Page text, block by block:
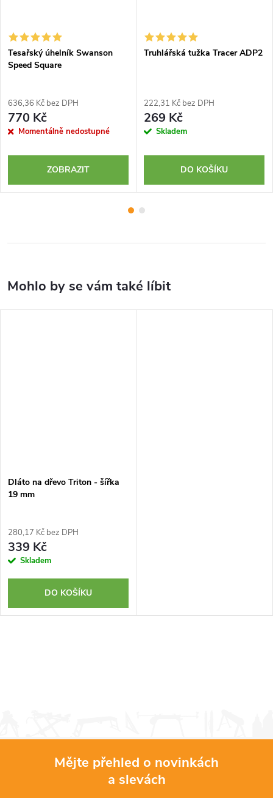
Tesařský úhelník Swanson
Speed Square
636,36 Kč bez DPH
770 Kč
Momentálně nedostupné
ZOBRAZIT
Truhlářská tužka Tracer ADP2
222,31 Kč bez DPH
269 Kč
Skladem
DO KOŠÍKU
Dláto na dřevo Triton - šířka
19 mm
280,17 Kč bez DPH
339 Kč
Skladem
DO KOŠÍKU
Mějte přehled o novinkách
a slevách